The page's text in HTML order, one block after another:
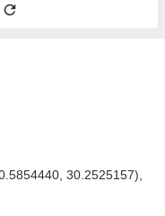
30.2525157),